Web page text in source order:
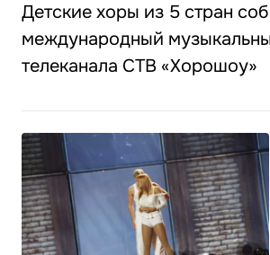
Детские хоры из 5 стран
международный
телеканала СТВ «Хорошоу»